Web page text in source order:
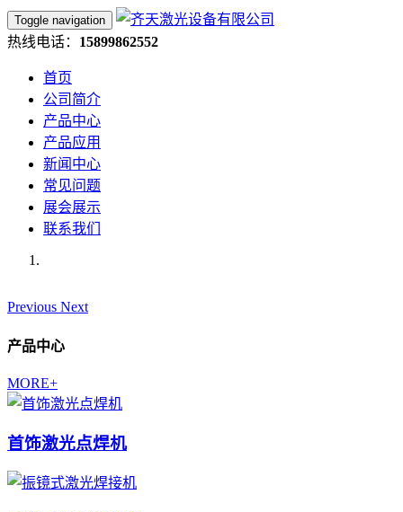
Toggle navigation
热线电话： 15899862552
首页
公司简介
产品中心
产品应用
新闻中心
常见问题
展会展示
联系我们
Previous Next
产品中心
MORE+
首饰激光点焊机